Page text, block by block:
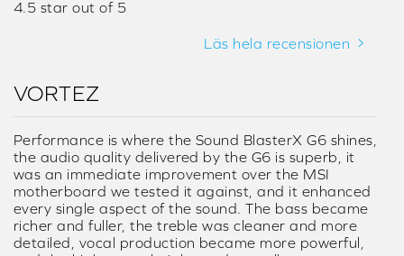
WINDOWS CENTRAL
The Creative Sound BlasterX G6 transforms the way
you experience audio on PC and console...What
makes the G6 so good is how you can pair it with
some $150 cups or a cheap $20 headset from
Amazon and you'll be able to tell a difference when